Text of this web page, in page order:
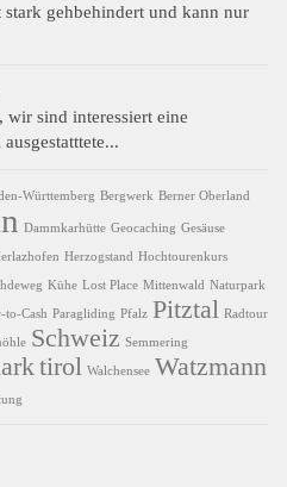
gehbehindert und kann nur
sind interessiert eine
Württemberg Bergwerk Berner Oberland
Dammkarhütte Geocaching Gesäuse
Herzogstand Hochtourenkurs
Kühe Lost Place Mittenwald Naturpark
to-Cash Paragliding Pfalz Pitztal Radtour
Schweiz Semmering
tirol Walchensee Watzmann